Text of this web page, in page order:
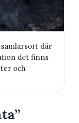
där
det finns
och